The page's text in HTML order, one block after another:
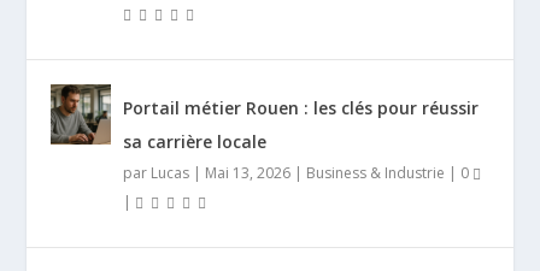
Portail métier Rouen : les clés pour réussir
sa carrière locale
par Lucas | Mai 13, 2026 | Business & Industrie | 0
|